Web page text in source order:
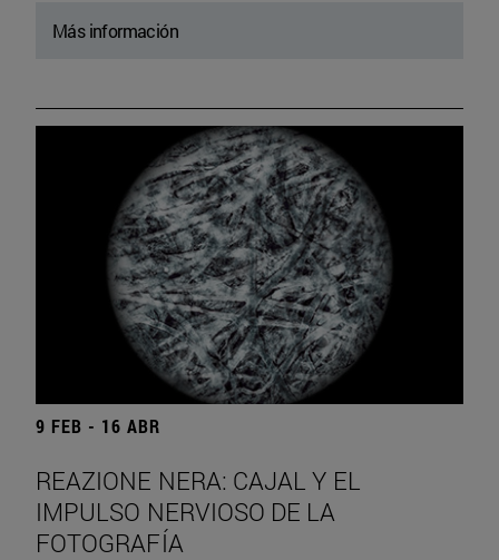
Más información
9 FEB - 16 ABR
REAZIONE NERA: CAJAL Y EL
IMPULSO NERVIOSO DE LA
FOTOGRAFÍA